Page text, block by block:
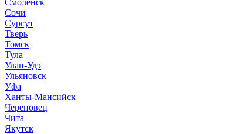
Смоленск
Сочи
Сургут
Тверь
Томск
Тула
Улан-Удэ
Ульяновск
Уфа
Ханты-Мансийск
Череповец
Чита
Якутск